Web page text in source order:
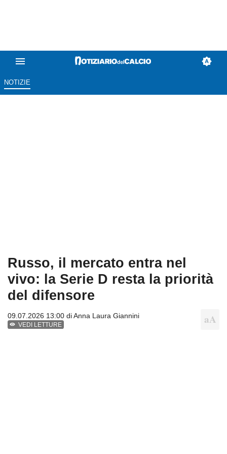
NOTIZIE
Russo, il mercato entra nel
vivo: la Serie D resta la priorità
del difensore
09.07.2026 13:00 diAnna Laura Giannini
VEDI LETTURE